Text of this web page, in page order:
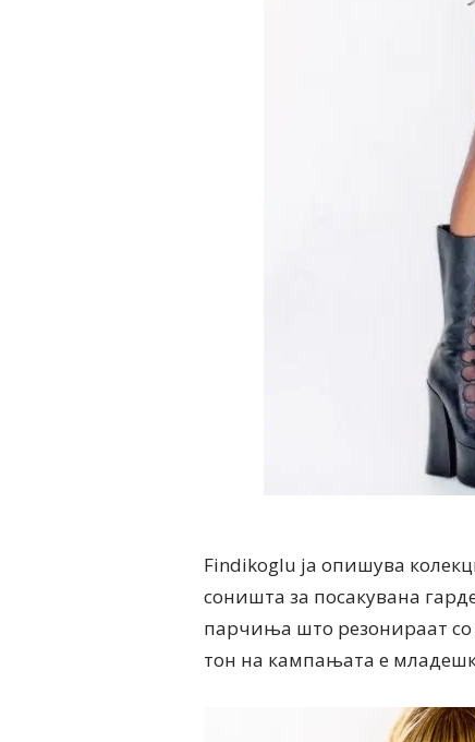
Findikoglu ја опишува
соништа за посакувана
парчиња што резонираат
тон на кампањата е